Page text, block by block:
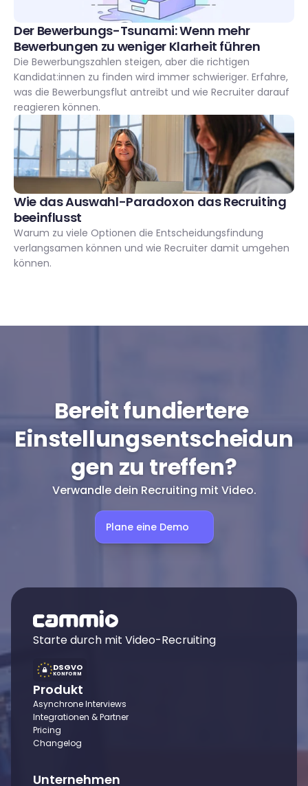
Der Bewerbungs-Tsunami: Wenn mehr
Bewerbungen zu weniger Klarheit führen
Die Bewerbungszahlen steigen, aber die richtigen
Kandidat:innen zu finden wird immer schwieriger. Erfahre,
was die Bewerbungsflut antreibt und wie Recruiter darauf
reagieren können.
Wie das Auswahl-Paradoxon das Recruiting
beeinflusst
Warum zu viele Optionen die Entscheidungsfindung
verlangsamen können und wie Recruiter damit umgehen
können.
Bereit fundiertere
Einstellungsentscheidun
gen zu treffen?
Verwandle dein Recruiting mit Video.
Plane eine Demo
Starte durch mit Video-Recruiting
DSGVO
KONFORM
Produkt
Asynchrone Interviews
Integrationen & Partner
Pricing
Changelog
Unternehmen